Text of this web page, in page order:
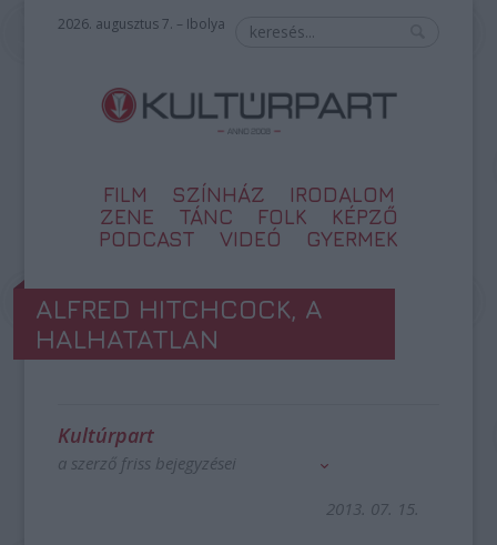
2026. augusztus 7. – Ibolya
FILM SZÍNHÁZ
IRODALOM
ZENE
TÁNC FOLK
KÉPZŐ
PODCAST
VIDEÓ GYERMEK
ALFRED HITCHCOCK, A
HALHATATLAN
Kultúrpart
a szerző friss bejegyzései
2013. 07. 15.